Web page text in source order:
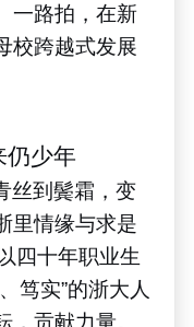
一路拍，在新
校跨越式发展
仍少年
丝到鬓霜，变
里情缘与求是
四十年职业生
笃实”的浙大人
贡献力量。